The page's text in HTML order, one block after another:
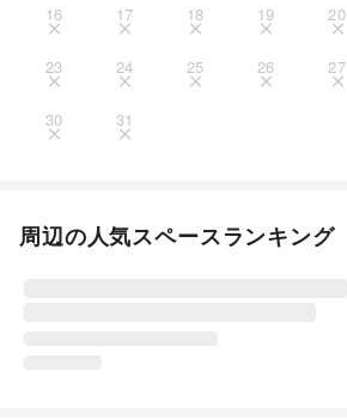
16 17 18 19 20
23 24 25 26 27
30 31
周辺の人気スペースランキング